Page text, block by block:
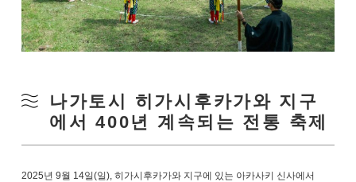
나가토시 히가시후카가와 지구
에서 400년 계속되는 전통 축제
2025년 9월 14일(일), 히가시후카가와 지구에 있는 아카사키 신사에서